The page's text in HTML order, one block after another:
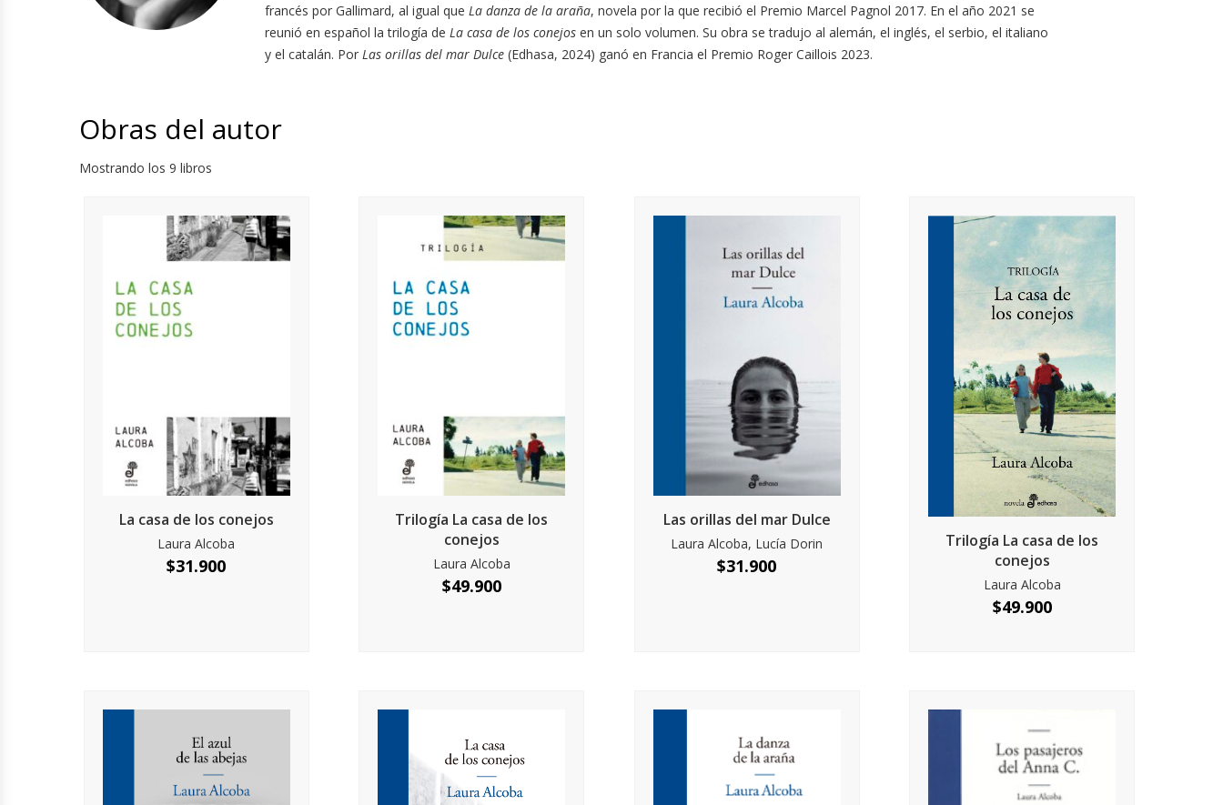
francés por Gallimard, al igual que La danza de la araña, novela por la que recibió el Premio Marcel Pagnol 2017. En el año 2021 se
reunió en español la trilogía de La casa de los conejos en un solo volumen. Su obra se tradujo al alemán, el inglés, el serbio, el italiano
y el catalán. Por Las orillas del mar Dulce (Edhasa, 2024) ganó en Francia el Premio Roger Caillois 2023.
Obras del autor
Mostrando los 9 libros
La casa de los conejos
Laura Alcoba
$31.900
Trilogía La casa de los
conejos
Laura Alcoba
$49.900
Las orillas del mar Dulce
Laura Alcoba, Lucía Dorin
$31.900
Trilogía La casa de los
conejos
Laura Alcoba
$49.900